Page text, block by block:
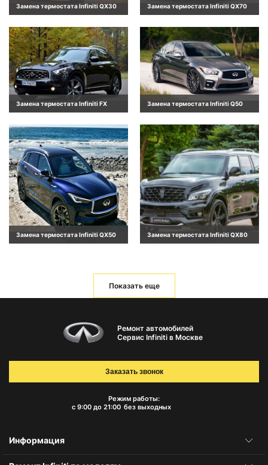
Замена термостата Infiniti QX30 Замена термостата Infiniti QX70
Замена термостата Infiniti FX Замена термостата Infiniti Q50
Замена термостата Infiniti QX50 Замена термостата Infiniti QX80
Показать еще
Ремонт автомобилей
Сервис Infiniti в Москве
Режим работы:
с 9:00 до 21:00 без выходных
Заказать звонок
Информация